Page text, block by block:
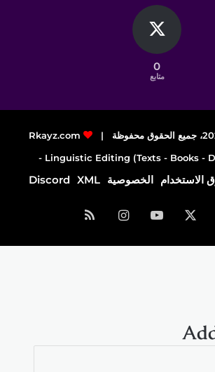
0
متابع
Rkayz.com
Linguistic Editing (Texts - Books -
الاستخدام الخصوصية XML
Discord
‫YouTubeانستقرامملخص
الموقع